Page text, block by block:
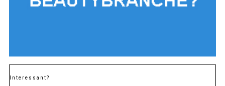
Interessant?